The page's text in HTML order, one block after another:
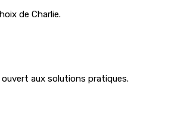
de Charlie.
aux solutions pratiques.